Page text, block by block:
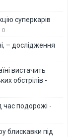
суперкарів
0
– дослідження
вистачить
обстрілів -
час подорожі -
блискавки під